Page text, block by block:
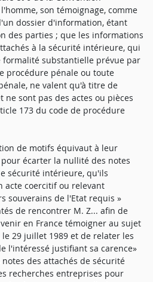
son témoignage, comme
dossier d'information, étant
des parties ; que les informations
à la sécurité intérieure, qui
formalité substantielle prévue par
procédure pénale ou toute
ne valent qu'à titre de
sont pas des actes ou pièces
173 du code de procédure
de motifs équivaut à leur
écarter la nullité des notes
sécurité intérieure, qu'ils
acte coercitif ou relevant
souverains de l'Etat requis »
de rencontrer M. Z... afin de
en France témoigner au sujet
29 juillet 1989 et de relater les
l'intéressé justifiant sa carence»
des attachés de sécurité
recherches entreprises pour